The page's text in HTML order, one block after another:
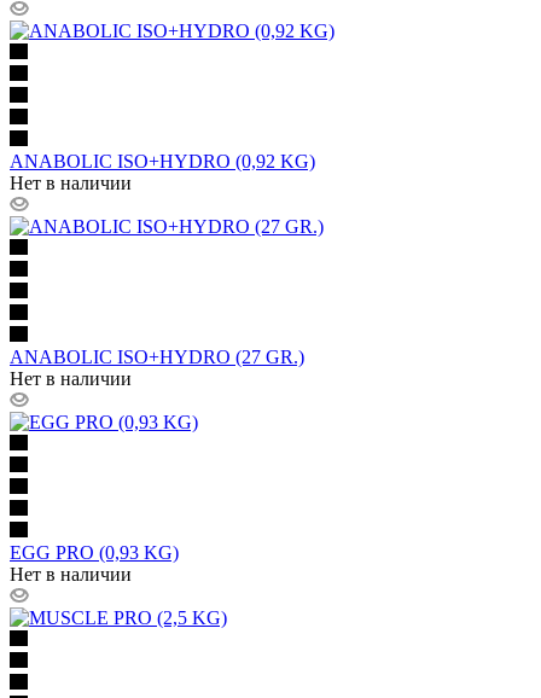
ANABOLIC ISO+HYDRO (0,92 KG)
Нет в наличии
ANABOLIC ISO+HYDRO (27 GR.)
Нет в наличии
EGG PRO (0,93 KG)
Нет в наличии